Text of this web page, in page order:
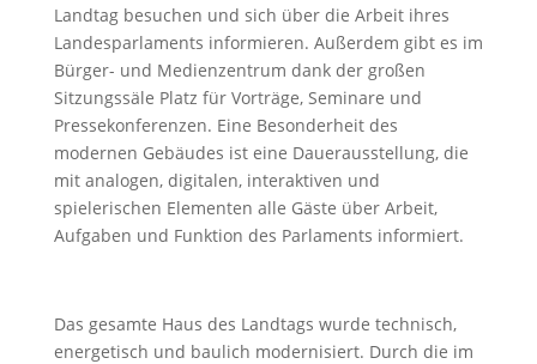
Landtag besuchen und sich über die Arbeit ihres
Landesparlaments informieren. Außerdem gibt es im
Bürger- und Medienzentrum dank der großen
Sitzungssäle Platz für Vorträge, Seminare und
Pressekonferenzen. Eine Besonderheit des
modernen Gebäudes ist eine Dauerausstellung, die
mit analogen, digitalen, interaktiven und
spielerischen Elementen alle Gäste über Arbeit,
Aufgaben und Funktion des Parlaments informiert.
Das gesamte Haus des Landtags wurde technisch,
energetisch und baulich modernisiert. Durch die im